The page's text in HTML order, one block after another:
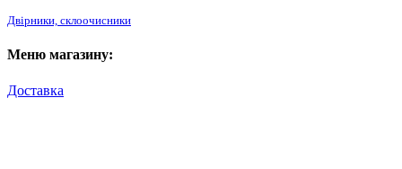
Двірники, склоочисники
Меню магазину:
Доставка